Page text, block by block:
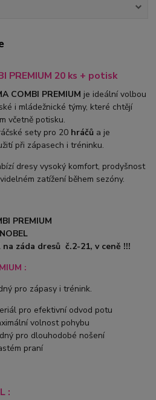
PREMIUM 20 ks + potisk
COMBI PREMIUM je ideální volbou
i mládežnické týmy, které chtějí
včetně potisku.
sety pro 20 hráčů a je
při zápasech i tréninku.
dresy vysoký komfort, prodyšnost
zatížení během sezóny.
PREMIUM
záda dresů č.2-21, v ceně !!!
:
pro zápasy i trénink.
pro efektivní odvod potu
volnost pohybu
pro dlouhodobé nošení
praní
: